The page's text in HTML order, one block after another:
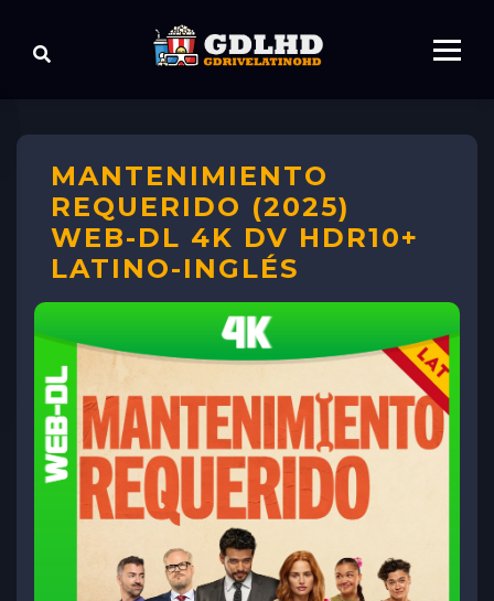
MANTENIMIENTO
REQUERIDO (2025)
WEB-DL 4K DV HDR10+
LATINO-INGLÉS